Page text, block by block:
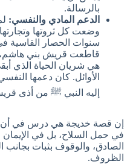
بالرسالة.
الدعم المادي والنفسي:
وضعت كل ثروتها
سنوات الحصار
قاطعت قريش بني هاشم،
هي شريان الحياة الذي
الأوائل. كان دعمها
إليه النبي ﷺ من أذى
إن قصة خديجة هي درس في أن
في حمل السلاح، بل في الإيمان
الصادق، والوقوف بثبات
الظروف.